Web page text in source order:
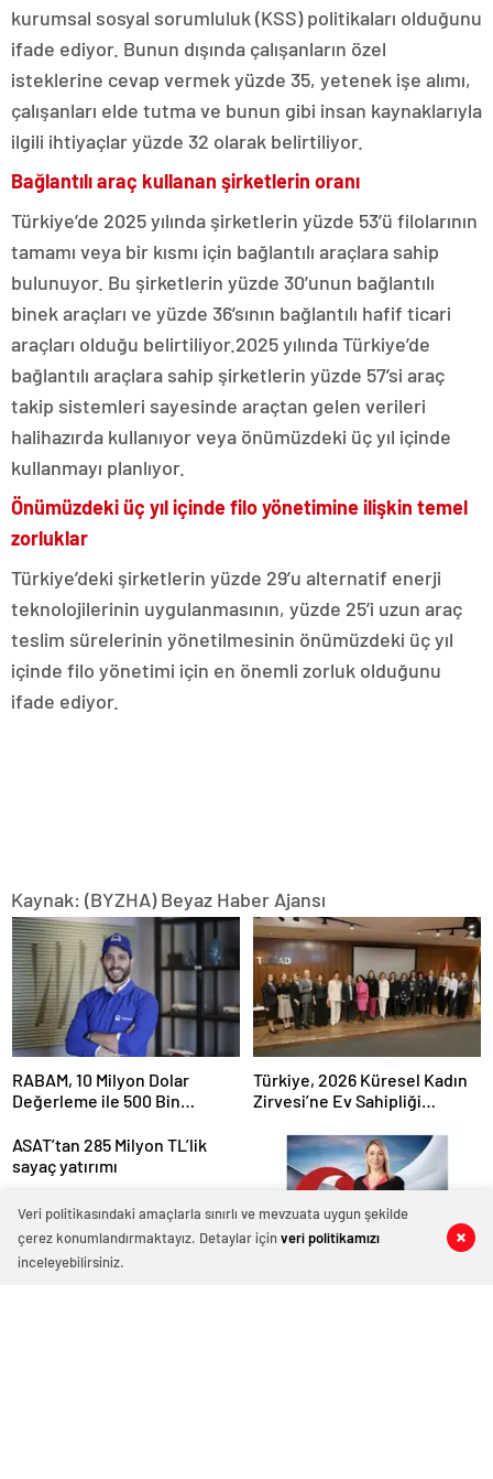
0 0
0 0
kurumsal sosyal sorumluluk (KSS) politikaları olduğunu
ifade ediyor. Bunun dışında çalışanların özel
isteklerine cevap vermek yüzde 35, yetenek işe alımı,
çalışanları elde tutma ve bunun gibi insan kaynaklarıyla
ilgili ihtiyaçlar yüzde 32 olarak belirtiliyor.
Bağlantılı araç kullanan şirketlerin oranı
Türkiye’de 2025 yılında şirketlerin yüzde 53’ü filolarının
tamamı veya bir kısmı için bağlantılı araçlara sahip
bulunuyor. Bu şirketlerin yüzde 30’unun bağlantılı
binek araçları ve yüzde 36’sının bağlantılı hafif ticari
araçları olduğu belirtiliyor.2025 yılında Türkiye’de
bağlantılı araçlara sahip şirketlerin yüzde 57’si araç
takip sistemleri sayesinde araçtan gelen verileri
halihazırda kullanıyor veya önümüzdeki üç yıl içinde
kullanmayı planlıyor.
Önümüzdeki üç yıl içinde filo yönetimine ilişkin temel
zorluklar
Türkiye’deki şirketlerin yüzde 29’u alternatif enerji
teknolojilerinin uygulanmasının, yüzde 25’i uzun araç
teslim sürelerinin yönetilmesinin önümüzdeki üç yıl
içinde filo yönetimi için en önemli zorluk olduğunu
ifade ediyor.
Kaynak: (BYZHA) Beyaz Haber Ajansı
RABAM, 10 Milyon Dolar
Değerleme ile 500 Bin
Türkiye, 2026 Küresel Kadın
Zirvesi’ne Ev Sahipliği
ASAT’tan 285 Milyon TL’lik
sayaç yatırımı
Veri politikasındaki amaçlarla sınırlı ve mevzuata uygun şekilde
çerez konumlandırmaktayız. Detaylar içinveri politikamızı
inceleyebilirsiniz.